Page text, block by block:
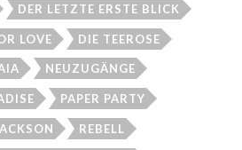
DER LETZTE ERSTE BLICK
LOVE DIE TEEROSE
NEUZUGÄNGE
PAPER PARTY
REBELL